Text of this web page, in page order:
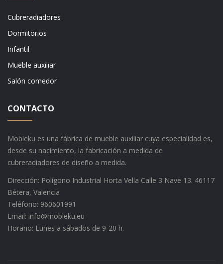
Cubreradiadores
Dormitorios
Infantil
Mueble auxiliar
Salón comedor
CONTACTO
Mobleku es una fábrica de mueble auxiliar cuya especialidad es,
desde su nacimiento, la fabricación a medida de
cubreradiadores de diseño a medida.
Dirección: Polígono Industrial Horta Vella Calle 3 Nave 13. 46117
Bétera, Valencia
Teléfono: 960601991
Email: info@mobleku.eu
Horario: Lunes a sábados de 9-20 h.